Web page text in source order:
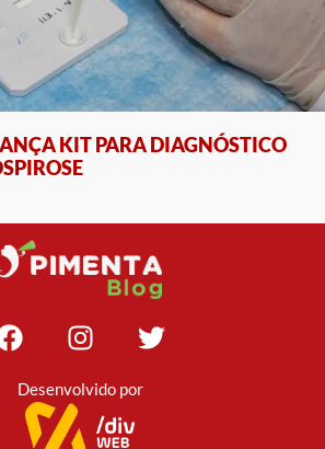
KIT PARA DIAGNÓSTICO
Desenvolvido por